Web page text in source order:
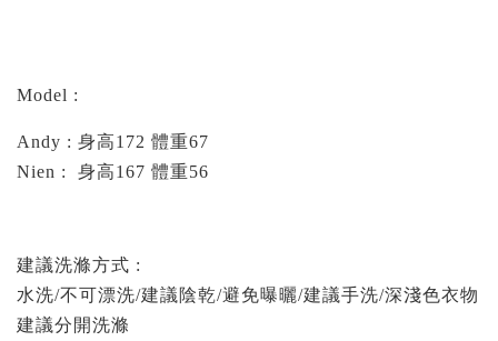
Model :
Andy : 身高172 體重67
Nien : 身高167 體重56
建議洗滌方式 :
水洗/不可漂洗/建議陰乾/避免曝曬/建議手洗/深淺色衣物
建議分開洗滌